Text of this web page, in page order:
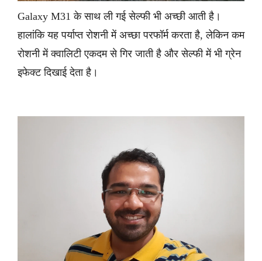
Galaxy M31 के साथ ली गई सेल्फी भी अच्छी आती है।
हालांकि यह पर्याप्त रोशनी में अच्छा परफॉर्म करता है, लेकिन कम
रोशनी में क्वालिटी एकदम से गिर जाती है और सेल्फी में भी ग्रेन
इफेक्ट दिखाई देता है।